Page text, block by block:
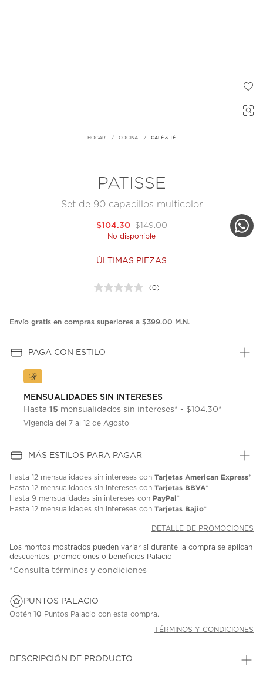
HOGAR COCINA CAFÉ & TÉ
PATISSE
Set de 90 capacillos multicolor
$149.00
$104.30
No disponible
ÚLTIMAS PIEZAS
Sin
en
(0)
Envío gratis en compras superiores a $399.00 M.N.
PAGA CON ESTILO
MENSUALIDADES SIN INTERESES
Hasta 15 mensualidades sin intereses* - $104.30*
Vigencia del 7 al 12 de Agosto
MÁS ESTILOS PARA PAGAR
Hasta 12 mensualidades sin intereses con Tarjetas American Express*
Hasta 12 mensualidades sin intereses con Tarjetas BBVA*
Hasta 9 mensualidades sin intereses con PayPal*
Hasta 12 mensualidades sin intereses con Tarjetas Bajio*
DETALLE DE PROMOCIONES
Los montos mostrados pueden variar si durante la compra se aplican
descuentos, promociones o beneficios Palacio
*Consulta términos y condiciones
PUNTOS PALACIO
Obtén 10 Puntos Palacio con esta compra.
TÉRMINOS Y CONDICIONES
DESCRIPCIÓN DE PRODUCTO